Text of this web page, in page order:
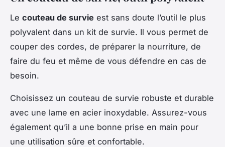
Le couteau de survie est sans doute l’outil le plus
polyvalent dans un kit de survie. Il vous permet de
couper des cordes, de préparer la nourriture, de
faire du feu et même de vous défendre en cas de
besoin.
Choisissez un couteau de survie robuste et durable
avec une lame en acier inoxydable. Assurez-vous
également qu’il a une bonne prise en main pour
une utilisation sûre et confortable.